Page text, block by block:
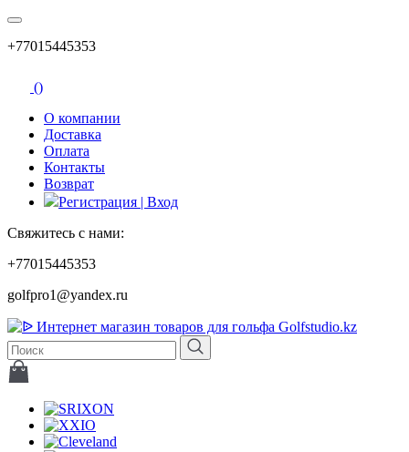
+77015445353
()
О компании
Доставка
Оплата
Контакты
Возврат
Регистрация | Вход
Свяжитесь с нами:
+77015445353
golfpro1@yandex.ru